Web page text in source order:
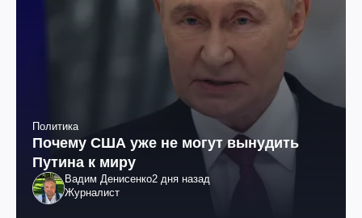
Политика
Почему США уже не могут вынудить
Путина к миру
Вадим Денисенко2 дня назад
Журналист